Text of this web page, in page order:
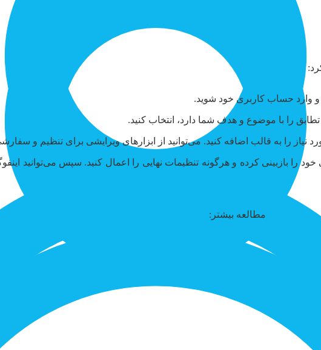
و وارد حساب کاربری خود شوید.
را با موضوع و هدف شما دارد، انتخاب کنید.
نیاز را به قالب اضافه کنید. می‌توانید از ابزارهای ویرایشی برای تنظیم و
را بازبینی کرده و هرگونه تنظیمات نهایی را اعمال کنید. سپس می‌توانید
مطالعه بیشتر: